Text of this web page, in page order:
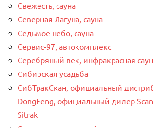
Свежесть, сауна
Северная Лагуна, сауна
Седьмое небо, сауна
Сервис-97, автокомплекс
Серебряный век, инфракрасная
Сибирская усадьба
СибТракСкан, официальный
DongFeng, официальный дилер
Sitrak